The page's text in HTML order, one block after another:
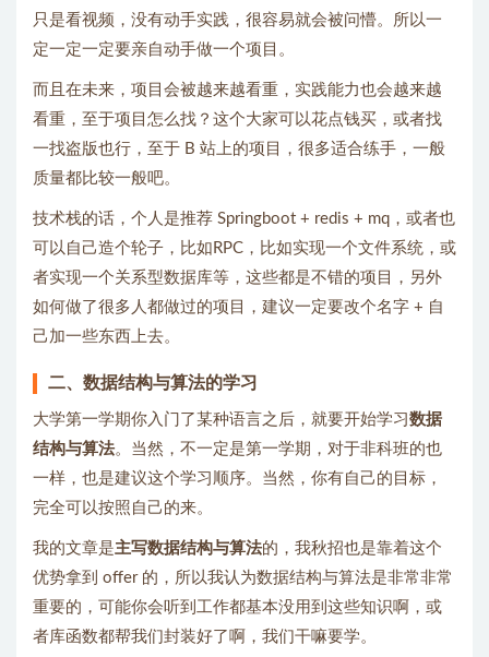
只是看视频，没有动手实践，很容易就会被问懵。所以一
定一定一定要亲自动手做一个项目。
而且在未来，项目会被越来越看重，实践能力也会越来越
看重，至于项目怎么找？这个大家可以花点钱买，或者找
一找盗版也行，至于 B 站上的项目，很多适合练手，一般
质量都比较一般吧。
技术栈的话，个人是推荐 Springboot + redis + mq，或者也
可以自己造个轮子，比如RPC，比如实现一个文件系统，或
者实现一个关系型数据库等，这些都是不错的项目，另外
如何做了很多人都做过的项目，建议一定要改个名字 + 自
己加一些东西上去。
二、数据结构与算法的学习
大学第一学期你入门了某种语言之后，就要开始学习 数据
结构与算法。当然，不一定是第一学期，对于非科班的也
一样，也是建议这个学习顺序。当然，你有自己的目标，
完全可以按照自己的来。
我的文章是主写数据结构与算法的，我秋招也是靠着这个
优势拿到 offer 的，所以我认为数据结构与算法是非常非常
重要的，可能你会听到工作都基本没用到这些知识啊，或
者库函数都帮我们封装好了啊，我们干嘛要学。